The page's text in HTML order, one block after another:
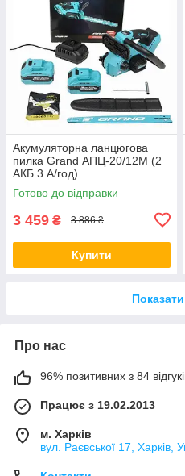
Акумуляторна ланцюгова
пилка Grand АПЦ-20/12M (2
АКБ 3 А/год)
Готово до відправки
3 459 ₴ 3 886 ₴
Купити
Про нас
96% позитивних з 84
Працює з 19.02.2013
м. Харків
вул. Раєвської 17, Харків,